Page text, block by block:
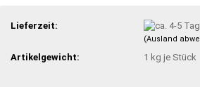
Lieferzeit:
(Ausland
Artikelgewicht: 1 kg je Stück